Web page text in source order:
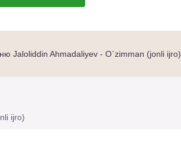
Jaloliddin Ahmadaliyev - O`zimman (jonli ijro)
ijro)